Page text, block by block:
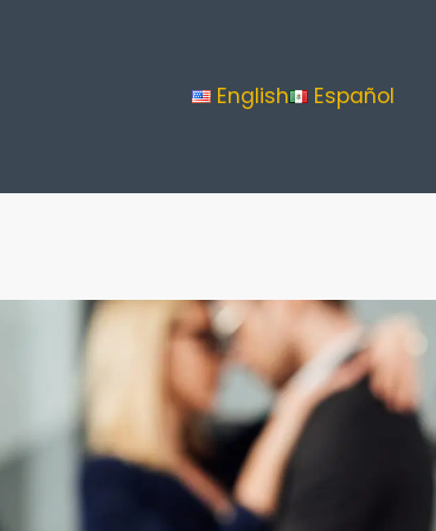
English Español